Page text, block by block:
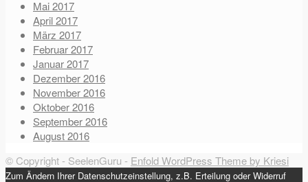
Mai 2017
April 2017
März 2017
Februar 2017
Januar 2017
Dezember 2016
November 2016
Oktober 2016
September 2016
August 2016
© Copyright - SeelenGuru - Enfold WordPress Theme by Kriesi
Zum Ändern Ihrer Datenschutzeinstellung, z.B. Erteilung oder Widerruf